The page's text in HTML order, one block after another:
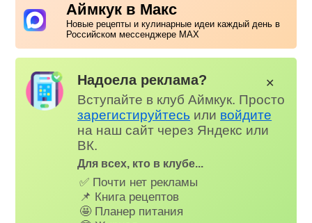
Аймкук в Макс
Новые рецепты и кулинарные идеи каждый день в
Российском мессенджере MAX
Надоела реклама?
Вступайте в клуб Аймкук. Просто
зарегистируйтесь или войдите
на наш сайт через Яндекс или
ВК.
Для всех, кто в клубе...
✅ Почти нет рекламы
📌 Книга рецептов
🤩 Планер питания
✕